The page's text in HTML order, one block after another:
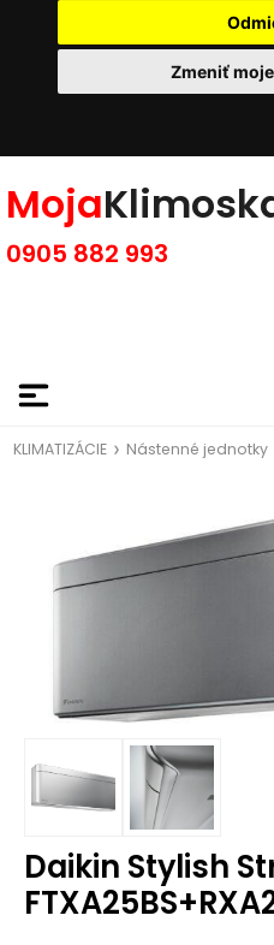
Zmeniť
Moja
0905 882 993
KLIMATIZÁCIE Nástenné jednotky
Daikin Stylish